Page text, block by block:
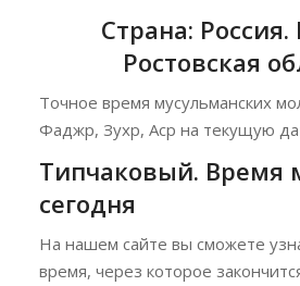
Страна: Россия.
Ростовская
Точное время мусульманских
Фаджр, Зухр, Аср на текущую
Типчаковый. Время
сегодня
На нашем сайте вы сможете
время, через которое